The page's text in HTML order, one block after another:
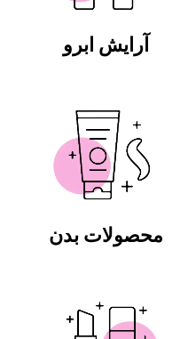
آرایش ابرو
محصولات بدن